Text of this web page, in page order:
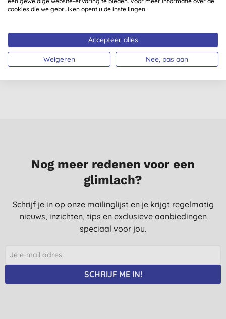
Kleur Navulzak
€ 8,99 KOPEN
Sprankelende
Jasmijn
(10)
€ 9,74 KOPEN
Nog meer redenen voor een
glimlach?
Schrijf je in op onze mailinglijst en je krijgt regelmatig
nieuws, inzichten, tips en exclusieve aanbiedingen
speciaal voor jou.
SCHRIJF ME IN!
cookies die we gebruiken opent u de instellingen.
Accepteer alles
Weigeren Nee, pas aan